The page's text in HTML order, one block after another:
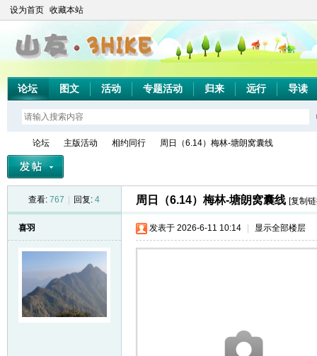
设为首页 收藏本站
论坛 图文 活动 专题活动 归来 远行 导读
论坛
›
主版活动
›
相约同行
›
周日（6.14）梅林-塘朗窝囊线
查看: 767 回复: 4 周日（6.14）梅林-塘朗窝囊线 [复制
喜羽 发表于 2026-6-11 10:14 显示全部楼层